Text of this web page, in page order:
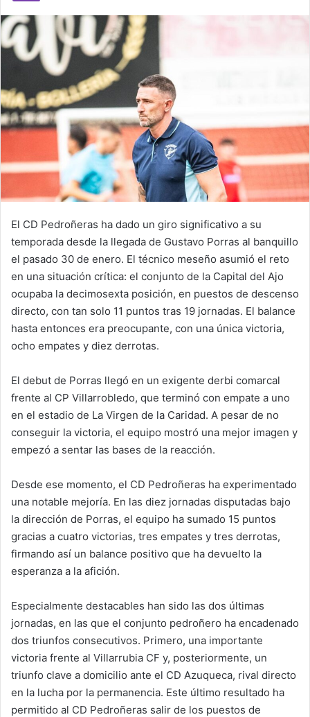
El CD Pedroñeras ha dado un giro significativo a su
temporada desde la llegada de Gustavo Porras al banquillo
el pasado 30 de enero. El técnico meseño asumió el reto
en una situación crítica: el conjunto de la Capital del Ajo
ocupaba la decimosexta posición, en puestos de descenso
directo, con tan solo 11 puntos tras 19 jornadas. El balance
hasta entonces era preocupante, con una única victoria,
ocho empates y diez derrotas.
El debut de Porras llegó en un exigente derbi comarcal
frente al CP Villarrobledo, que terminó con empate a uno
en el estadio de La Virgen de la Caridad. A pesar de no
conseguir la victoria, el equipo mostró una mejor imagen y
empezó a sentar las bases de la reacción.
Desde ese momento, el CD Pedroñeras ha experimentado
una notable mejoría. En las diez jornadas disputadas bajo
la dirección de Porras, el equipo ha sumado 15 puntos
gracias a cuatro victorias, tres empates y tres derrotas,
firmando así un balance positivo que ha devuelto la
esperanza a la afición.
Especialmente destacables han sido las dos últimas
jornadas, en las que el conjunto pedroñero ha encadenado
dos triunfos consecutivos. Primero, una importante
victoria frente al Villarrubia CF y, posteriormente, un
triunfo clave a domicilio ante el CD Azuqueca, rival directo
en la lucha por la permanencia. Este último resultado ha
permitido al CD Pedroñeras salir de los puestos de